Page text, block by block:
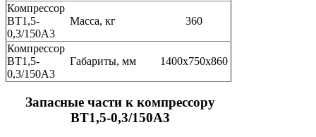
Компрессор
ВТ1,5-
0,3/150А3
Масса, кг 360
Компрессор
ВТ1,5-
0,3/150А3
Габариты, мм 1400х750х860
Запасные части к компрессору
ВТ1,5-0,3/150А3